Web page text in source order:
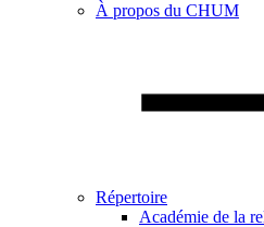
À propos du CHUM
Répertoire
Académie de la